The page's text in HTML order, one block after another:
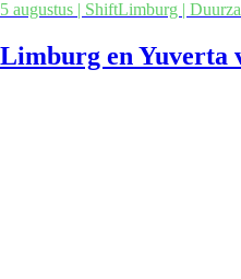
5 augustus | ShiftLimburg |
Limburg en Yuverta